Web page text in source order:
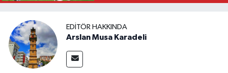
EDITÖR HAKKINDA
Arslan Musa Karadeli